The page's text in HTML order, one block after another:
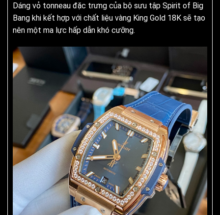
Dáng vỏ tonneau đặc trưng của bộ sưu tập Spirit of Big
Bang khi kết hợp với chất liệu vàng King Gold 18K sẽ tạo
nên một ma lực hấp dẫn khó cưỡng.